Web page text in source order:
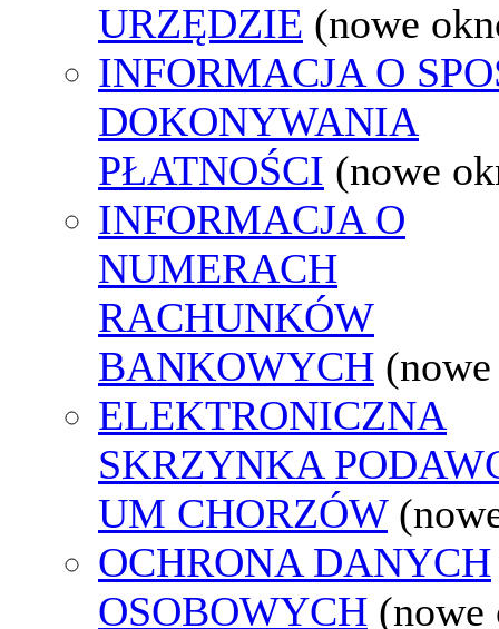
URZĘDZIE (nowe
INFORMACJA O
DOKONYWANIA
PŁATNOŚCI (nowe
INFORMACJA O
NUMERACH
RACHUNKÓW
BANKOWYCH
ELEKTRONICZNA
SKRZYNKA
UM CHORZÓW
OCHRONA DANYCH
OSOBOWYCH (nowe